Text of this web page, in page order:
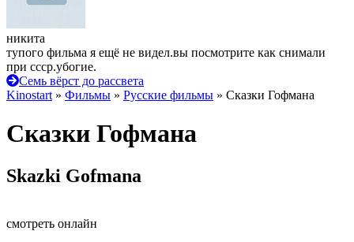
никита
тупого фильма я ещё не видел.вы посмотрите как снимали
при ссср.убогие.
Семь вёрст до рассвета
Kinostart » Фильмы » Русские фильмы » Сказки Гофмана
Сказки Гофмана
Skazki Gofmana
смотреть онлайн